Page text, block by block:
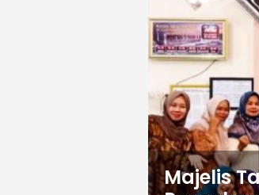
Majelis